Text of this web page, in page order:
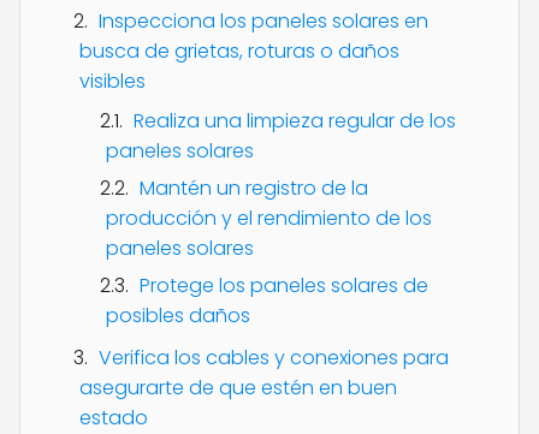
Inspecciona los paneles solares en
busca de grietas, roturas o daños
visibles
Realiza una limpieza regular de los
paneles solares
Mantén un registro de la
producción y el rendimiento de los
paneles solares
Protege los paneles solares de
posibles daños
Verifica los cables y conexiones para
asegurarte de que estén en buen
estado